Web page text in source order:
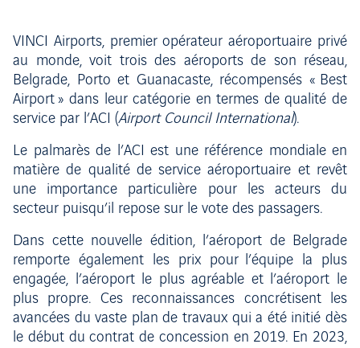
VINCI Airports, premier opérateur aéroportuaire privé
au monde, voit trois des aéroports de son réseau,
Belgrade, Porto et Guanacaste, récompensés « Best
Airport » dans leur catégorie en termes de qualité de
service par l’ACI (Airport Council International).
Le palmarès de l’ACI est une référence mondiale en
matière de qualité de service aéroportuaire et revêt
une importance particulière pour les acteurs du
secteur puisqu’il repose sur le vote des passagers.
Dans cette nouvelle édition, l’aéroport de Belgrade
remporte également les prix pour l’équipe la plus
engagée, l’aéroport le plus agréable et l’aéroport le
plus propre. Ces reconnaissances concrétisent les
avancées du vaste plan de travaux qui a été initié dès
le début du contrat de concession en 2019. En 2023,